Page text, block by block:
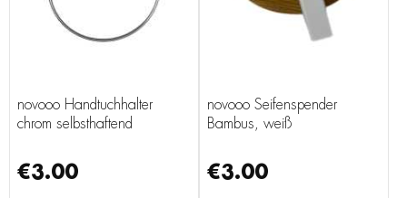
novooo Handtuchhalter
chrom selbsthaftend
€3.00
novooo Seifenspender
Bambus, weiß
€3.00